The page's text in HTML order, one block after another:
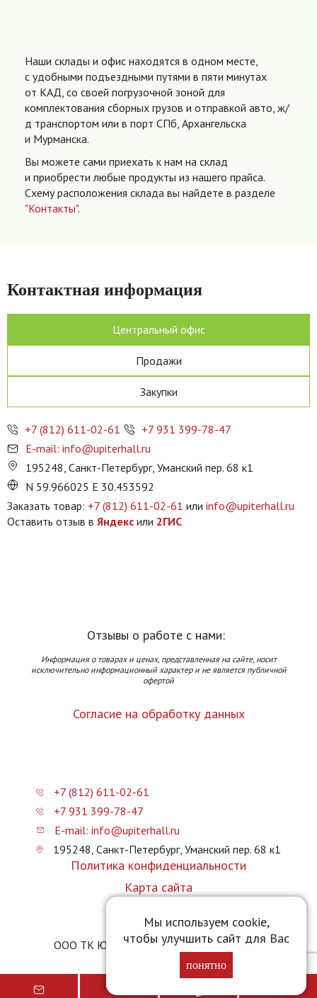
Наши склады и офис находятся в одном месте,
с удобными подъездными путями в пяти минутах
от КАД, со своей погрузочной зоной для
комплектования сборных грузов и отправкой авто, ж/
д транспортом или в порт СПб, Архангельска
и Мурманска.
Вы можете сами приехать к нам на склад
и приобрести любые продукты из нашего прайса.
Схему расположения склада вы найдете в разделе
"Контакты".
Мы используем cookie,
чтобы улучшить сайт для Вас
понятно
Контактная информация
Центральный офис
Продажи
Закупки
+7 (812) 611-02-61
+7 931 399-78-47
E-mail: info@upiterhall.ru
195248, Санкт-Петербург, Уманский пер. 68 к1
N 59.966025 E 30.453592
Заказать товар: +7 (812) 611-02-61 или info@upiterhall.ru
Оставить отзыв в Яндекс или 2ГИС
Отзывы о работе с нами:
Информация о товарах и ценах, представленная на сайте, носит
исключительно информационный характер и не является публичной
офертой
Согласие на обработку данных
+7 (812) 611-02-61
+7 931 399-78-47
E-mail: info@upiterhall.ru
195248, Санкт-Петербург, Уманский пер. 68 к1
Политика конфиденциальности
Карта сайта
ООО ТК Юпитер Холл © 2026 upiterhall.ru